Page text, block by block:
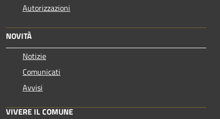
Autorizzazioni
NOVITÀ
Notizie
Comunicati
Avvisi
VIVERE IL COMUNE